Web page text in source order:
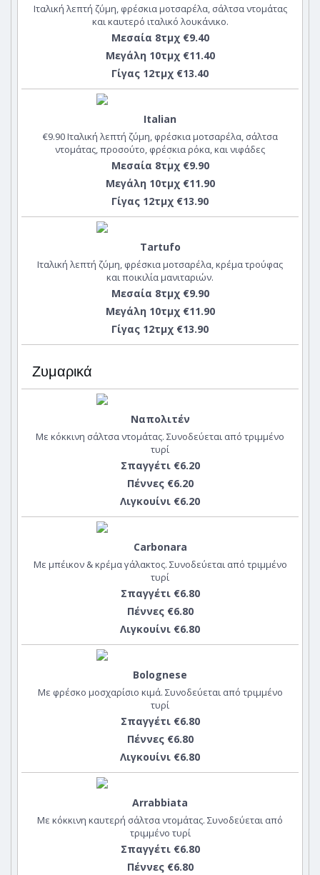
Ιταλική λεπτή ζύμη, φρέσκια μοτσαρέλα, σάλτσα ντομάτας
και καυτερό ιταλικό λουκάνικο.
Μεσαία 8τμχ €9.40
Μεγάλη 10τμχ €11.40
Γίγας 12τμχ €13.40
Italian
€9.90 Ιταλική λεπτή ζύμη, φρέσκια μοτσαρέλα, σάλτσα
ντομάτας, προσούτο, φρέσκια ρόκα, και νιφάδες
παρμεζάνας
Μεσαία 8τμχ €9.90
Μεγάλη 10τμχ €11.90
Γίγας 12τμχ €13.90
Tartufo
Ιταλική λεπτή ζύμη, φρέσκια μοτσαρέλα, κρέμα τρούφας
και ποικιλία μανιταριών.
Μεσαία 8τμχ €9.90
Μεγάλη 10τμχ €11.90
Γίγας 12τμχ €13.90
Ζυμαρικά
Ναπολιτέν
Με κόκκινη σάλτσα ντομάτας. Συνοδεύεται από τριμμένο
τυρί
Σπαγγέτι €6.20
Πέννες €6.20
Λιγκουίνι €6.20
Carbonara
Με μπέικον & κρέμα γάλακτος. Συνοδεύεται από τριμμένο
τυρί
Σπαγγέτι €6.80
Πέννες €6.80
Λιγκουίνι €6.80
Bolognese
Με φρέσκο μοσχαρίσιο κιμά. Συνοδεύεται από τριμμένο
τυρί
Σπαγγέτι €6.80
Πέννες €6.80
Λιγκουίνι €6.80
Arrabbiata
Με κόκκινη καυτερή σάλτσα ντομάτας. Συνοδεύεται από
τριμμένο τυρί
Σπαγγέτι €6.80
Πέννες €6.80